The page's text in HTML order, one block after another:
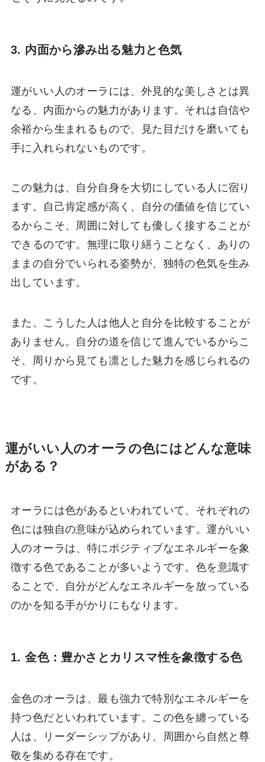
3. 内面から滲み出る魅力と色気
運がいい人のオーラには、外見的な美しさとは異
なる、内面からの魅力があります。それは自信や
余裕から生まれるもので、見た目だけを磨いても
手に入れられないものです。
この魅力は、自分自身を大切にしている人に宿り
ます。自己肯定感が高く、自分の価値を信じてい
るからこそ、周囲に対しても優しく接することが
できるのです。無理に取り繕うことなく、ありの
ままの自分でいられる姿勢が、独特の色気を生み
出しています。
また、こうした人は他人と自分を比較することが
ありません。自分の道を信じて進んでいるからこ
そ、周りから見ても凛とした魅力を感じられるの
です。
運がいい人のオーラの色にはどんな意味
がある？
オーラには色があるといわれていて、それぞれの
色には独自の意味が込められています。運がいい
人のオーラは、特にポジティブなエネルギーを象
徴する色であることが多いようです。色を意識す
ることで、自分がどんなエネルギーを放っている
のかを知る手がかりにもなります。
1. 金色：豊かさとカリスマ性を象徴する色
金色のオーラは、最も強力で特別なエネルギーを
持つ色だといわれています。この色を纏っている
人は、リーダーシップがあり、周囲から自然と尊
敬を集める存在です。